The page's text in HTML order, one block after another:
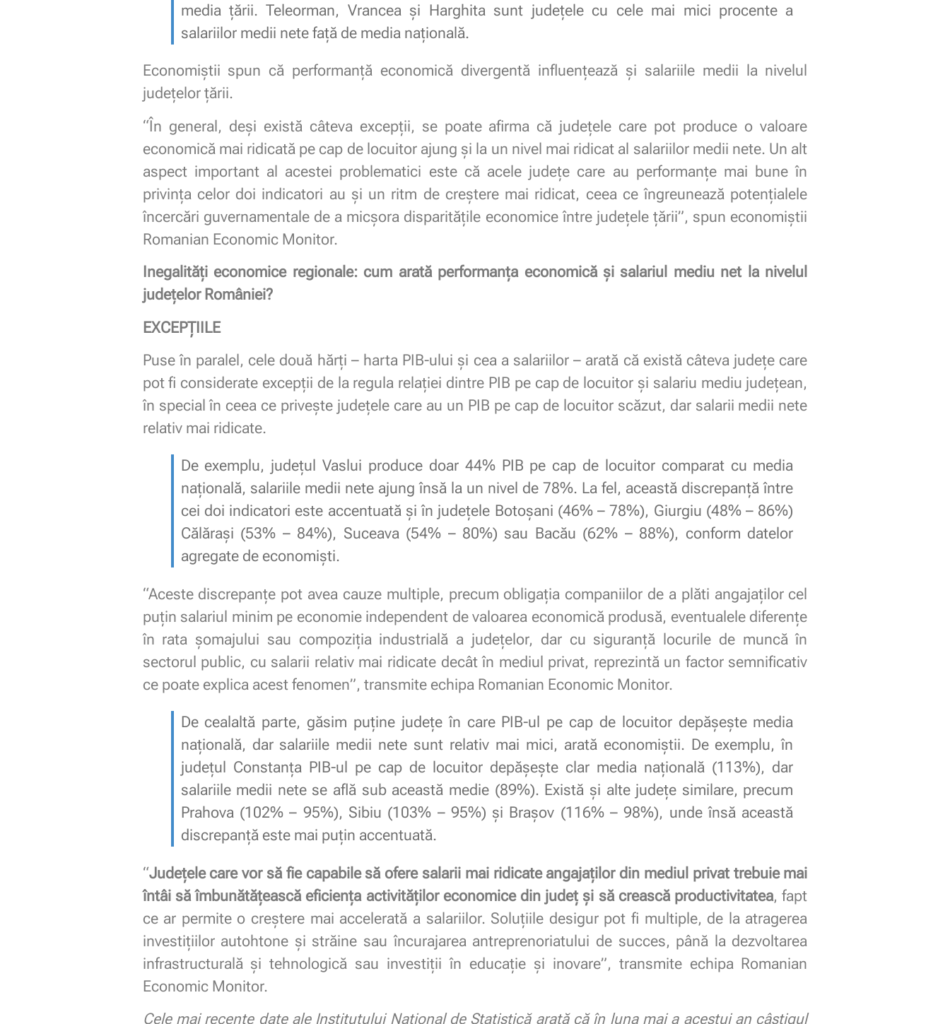
media țării. Teleorman, Vrancea și Harghita sunt județele cu cele mai mici procente a
salariilor medii nete față de media națională.
Economiștii spun că performanță economică divergentă influențează și salariile medii la nivelul
județelor țării.
“În general, deși există câteva excepții, se poate afirma că județele care pot produce o valoare
economică mai ridicată pe cap de locuitor ajung și la un nivel mai ridicat al salariilor medii nete. Un alt
aspect important al acestei problematici este că acele județe care au performanțe mai bune în
privința celor doi indicatori au și un ritm de creștere mai ridicat, ceea ce îngreunează potențialele
încercări guvernamentale de a micșora disparitățile economice între județele țării”, spun economiștii
Romanian Economic Monitor.
Inegalități economice regionale: cum arată performanța economică și salariul mediu net la nivelul
județelor României?
EXCEPȚIILE
Puse în paralel, cele două hărți – harta PIB-ului și cea a salariilor – arată că există câteva județe care
pot fi considerate excepții de la regula relației dintre PIB pe cap de locuitor și salariu mediu județean,
în special în ceea ce privește județele care au un PIB pe cap de locuitor scăzut, dar salarii medii nete
relativ mai ridicate.
De exemplu, județul Vaslui produce doar 44% PIB pe cap de locuitor comparat cu media
națională, salariile medii nete ajung însă la un nivel de 78%. La fel, această discrepanță între
cei doi indicatori este accentuată și în județele Botoșani (46% – 78%), Giurgiu (48% – 86%)
Călărași (53% – 84%), Suceava (54% – 80%) sau Bacău (62% – 88%), conform datelor
agregate de economiști.
“Aceste discrepanțe pot avea cauze multiple, precum obligația companiilor de a plăti angajaților cel
puțin salariul minim pe economie independent de valoarea economică produsă, eventualele diferențe
în rata șomajului sau compoziția industrială a județelor, dar cu siguranță locurile de muncă în
sectorul public, cu salarii relativ mai ridicate decât în mediul privat, reprezintă un factor semnificativ
ce poate explica acest fenomen”, transmite echipa Romanian Economic Monitor.
De cealaltă parte, găsim puține județe în care PIB-ul pe cap de locuitor depășește media
națională, dar salariile medii nete sunt relativ mai mici, arată economiștii. De exemplu, în
județul Constanța PIB-ul pe cap de locuitor depășește clar media națională (113%), dar
salariile medii nete se află sub această medie (89%). Există și alte județe similare, precum
Prahova (102% – 95%), Sibiu (103% – 95%) și Brașov (116% – 98%), unde însă această
discrepanță este mai puțin accentuată.
“Județele care vor să fie capabile să ofere salarii mai ridicate angajaților din mediul privat trebuie mai
întâi să îmbunătățească eficiența activităților economice din județ și să crească productivitatea, fapt
ce ar permite o creștere mai accelerată a salariilor. Soluțiile desigur pot fi multiple, de la atragerea
investițiilor autohtone și străine sau încurajarea antreprenoriatului de succes, până la dezvoltarea
infrastructurală și tehnologică sau investiții în educație și inovare”, transmite echipa Romanian
Economic Monitor.
Cele mai recente date ale Institutului Național de Statistică arată că în luna mai a acestui an câştigul